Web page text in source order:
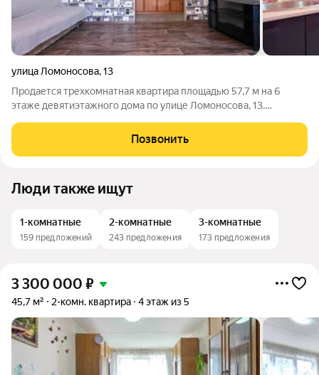
улица Ломоносова,13
Продается трехкомнатная квартира площадью 57,7 м на 6
этаже девятиэтажного дома по улице Ломоносова, 13.
из окон и с балкона на Лисью гору панорама, которая доступна
из квартиры каждый день.
Позвонить
Люди также ищут
1-комнатные
159 предложений
2-комнатные
243 предложения
3-комнатные
173 предложения
3 300 000 ₽
45,7 м² 2-комн. квартира 4 этаж из 5